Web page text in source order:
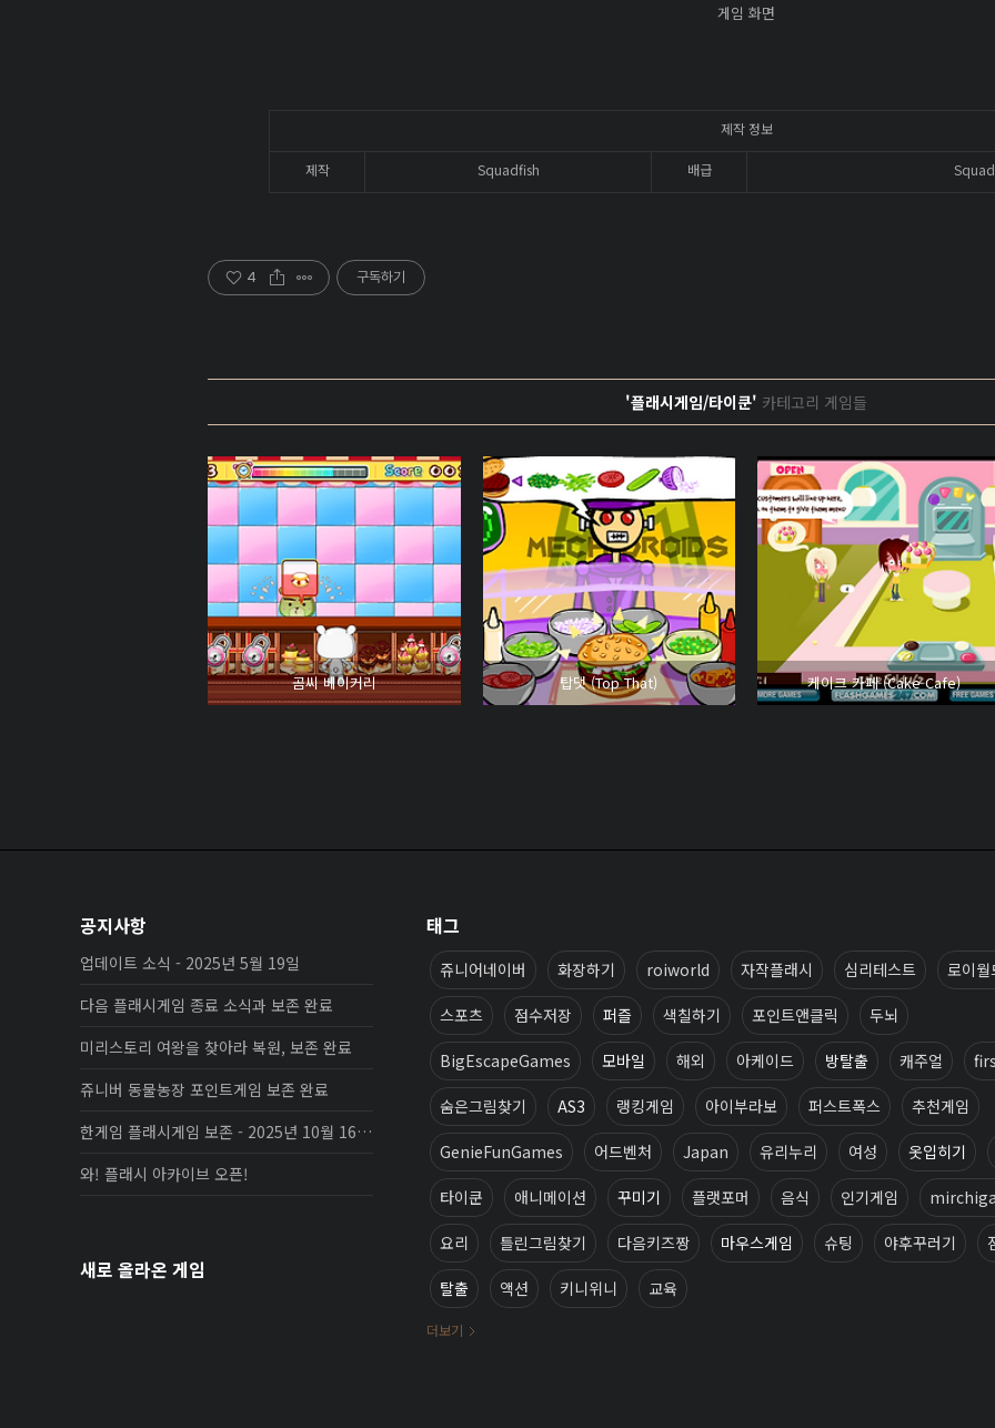
게임 화면
제작 정보
제작 Squadfish 배급
4 구독하기
'플래시게임/타이쿤' 카테고리 게임들
곰씨 베이커리 탑댓 (Top That) 케이크 카페 (Cake Cafe)
공지사항
업데이트 소식 - 2025년 5월 19일
다음 플래시게임 종료 소식과 보존 완료
미리스토리 여왕을 찾아라 복원, 보존 완료
쥬니버 동물농장 포인트게임 보존 완료
한게임 플래시게임 보존 - 2025년 10월 16일 업데이트
와! 플래시 아카이브 오픈!
새로 올라온 게임
태그
쥬니어네이버 화장하기 roiworld 자작플래시 심리테스트 로이월
스포츠 점수저장 퍼즐 색칠하기 포인트앤클릭 두뇌
BigEscapeGames 모바일 해외 아케이드 방탈출 캐주얼
숨은그림찾기 AS3 랭킹게임 아이부라보 퍼스트폭스 추천게임
GenieFunGames 어드벤처 Japan 유리누리 여성 옷입히기
타이쿤 애니메이션 꾸미기 플랫포머 음식 인기게임
요리 틀린그림찾기 다음키즈짱 마우스게임 슈팅 야후꾸러기
탈출 액션 키니위니 교육
더보기